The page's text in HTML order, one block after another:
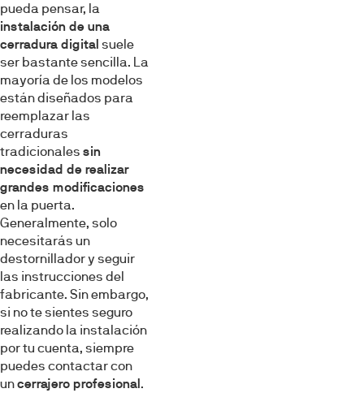
pueda pensar, la
instalación de una
cerradura digital suele
ser bastante sencilla. La
mayoría de los modelos
están diseñados para
reemplazar las
cerraduras
tradicionales sin
necesidad de realizar
grandes modificaciones
en la puerta.
Generalmente, solo
necesitarás un
destornillador y seguir
las instrucciones del
fabricante. Sin embargo,
si no te sientes seguro
realizando la instalación
por tu cuenta, siempre
puedes contactar con
uncerrajero profesional .